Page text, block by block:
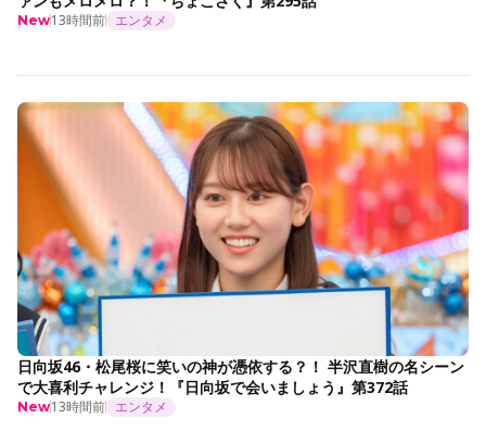
New13時間前 エンタメ
日向坂46・松尾桜に笑いの神が憑依する？！ 半沢直樹の名シーン
で大喜利チャレンジ！『日向坂で会いましょう』第372話
New13時間前 エンタメ